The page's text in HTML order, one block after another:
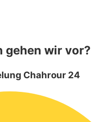
gehen wir vor?
Chahrour 24